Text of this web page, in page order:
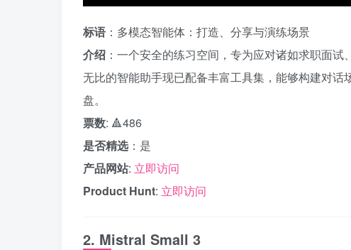
标语 ：多模态智能体：打造、分享与演练场景
介绍 ：一个安全的练习空间，专为应对诸如求职面
无比的智能助手现已配备丰富工具集，能够构建对
盘。
票数: 🔺486
是否精选：是
产品网站: 立即访问
Product Hunt: 立即访问
2. Mistral Small 3